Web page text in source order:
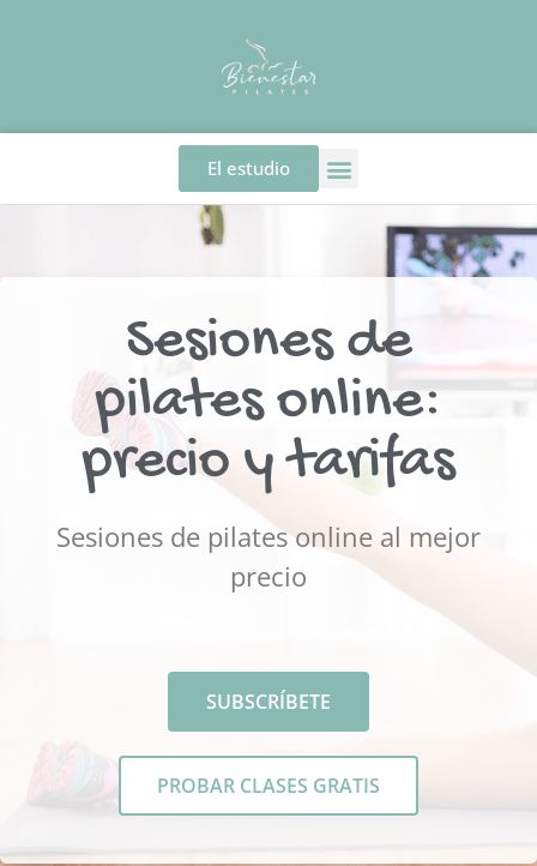
El estudio
Sesiones de
pilates online:
precio y tarifas
Sesiones de pilates online al mejor
precio
SUBSCRÍBETE
PROBAR CLASES GRATIS